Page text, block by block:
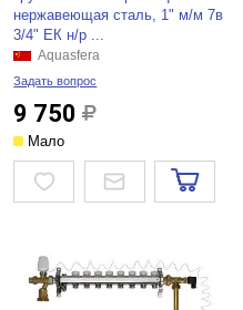
нержавеющая сталь, 1" м/м 7в
3/4" ЕК н/р ...
Aquasfera
Задать вопрос
9 750
Мало